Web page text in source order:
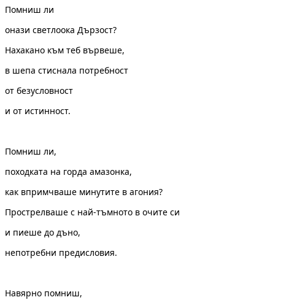
Помниш ли
онази светлоока Дързост?
Нахакано към теб вървеше,
в шепа стиснала потребност
от безусловност
и от истинност.
Помниш ли,
походката на горда амазонка,
как впримчваше минутите в агония?
Прострелваше с най-тъмното в очите си
и пиеше до дъно,
непотребни предисловия.
Навярно помниш,